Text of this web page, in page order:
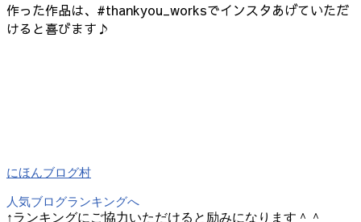
作った作品は、#thankyou_worksでインスタあげていただ
けると喜びます♪
にほんブログ村
人気ブログランキングへ
↑ランキングにご協力いただけると励みになります＾＾